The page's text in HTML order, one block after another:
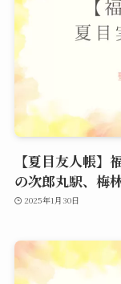
【夏目友人帳】
の次郎丸駅、梅
2025年1月30日